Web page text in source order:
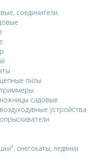
соединители,
пилы
триммеры
садовые
устройства
снегокаты, ледянки